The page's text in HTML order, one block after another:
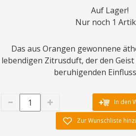
Auf Lager!
Nur noch 1
Das aus Orangen gewonnene
lebendigen Zitrusduft, der den
beruhigenden
In den
Zur Wunschliste